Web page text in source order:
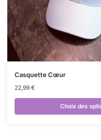
Casquette Cœur
22,99 €
Choix des